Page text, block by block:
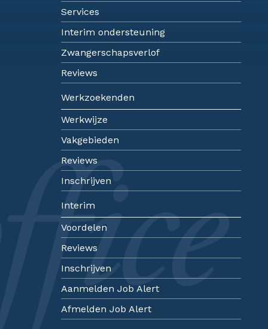
Services
Interim ondersteuning
Zwangerschapsverlof
Reviews
Werkzoekenden
Werkwijze
Vakgebieden
Reviews
Inschrijven
Interim
Voordelen
Reviews
Inschrijven
Aanmelden Job Alert
Afmelden Job Alert